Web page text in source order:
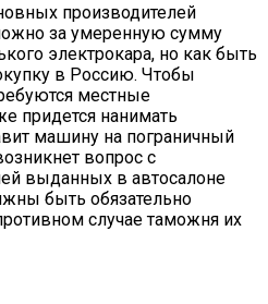
производителей
за умеренную сумму
электрокара, но как быть
в Россию. Чтобы
местные
придется нанимать
машину на пограничный
вопрос с
выданных в автосалоне
быть обязательно
случае таможня их